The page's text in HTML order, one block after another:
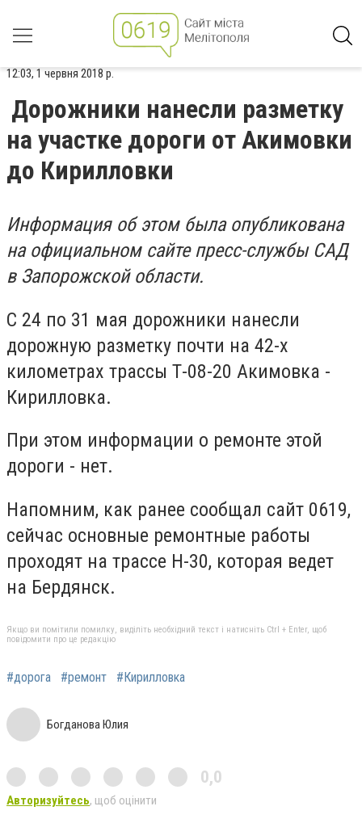
12:03, 1 червня 2018 р.
Дорожники нанесли разметку
на участке дороги от Акимовки
до Кирилловки
Информация об этом была опубликована
на официальном сайте пресс-службы САД
в Запорожской области.
С 24 по 31 мая дорожники нанесли
дорожную разметку почти на 42-х
километрах трассы Т-08-20 Акимовка -
Кирилловка.
При этом информации о ремонте этой
дороги - нет.
Напомним, как ранее сообщал сайт 0619,
сейчас основные ремонтные работы
проходят на трассе Н-30, которая ведет
на Бердянск.
Якщо ви помітили помилку, виділіть необхідний текст і натисніть Ctrl + Enter, щоб
повідомити про це редакцію
#дорога #ремонт #Кирилловка
Богданова Юлия
0,0
Авторизуйтесь, щоб оцінити